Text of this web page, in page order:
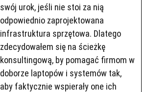
swój urok, jeśli nie stoi za nią
odpowiednio zaprojektowana
infrastruktura sprzętowa. Dlatego
zdecydowałem się na ścieżkę
konsultingową, by pomagać firmom w
doborze laptopów i systemów tak,
aby faktycznie wspierały one ich